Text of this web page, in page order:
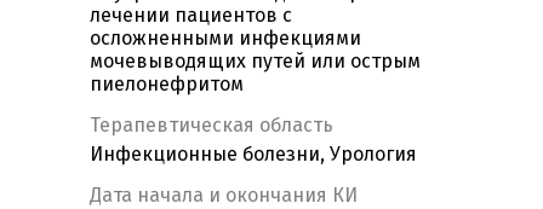
лечении пациентов с
осложненными инфекциями
мочевыводящих путей или острым
пиелонефритом
Терапевтическая область
Инфекционные болезни, Урология
Дата начала и окончания КИ